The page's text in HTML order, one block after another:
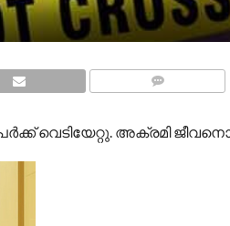
വെടിയേറ്റു. അക്രമി